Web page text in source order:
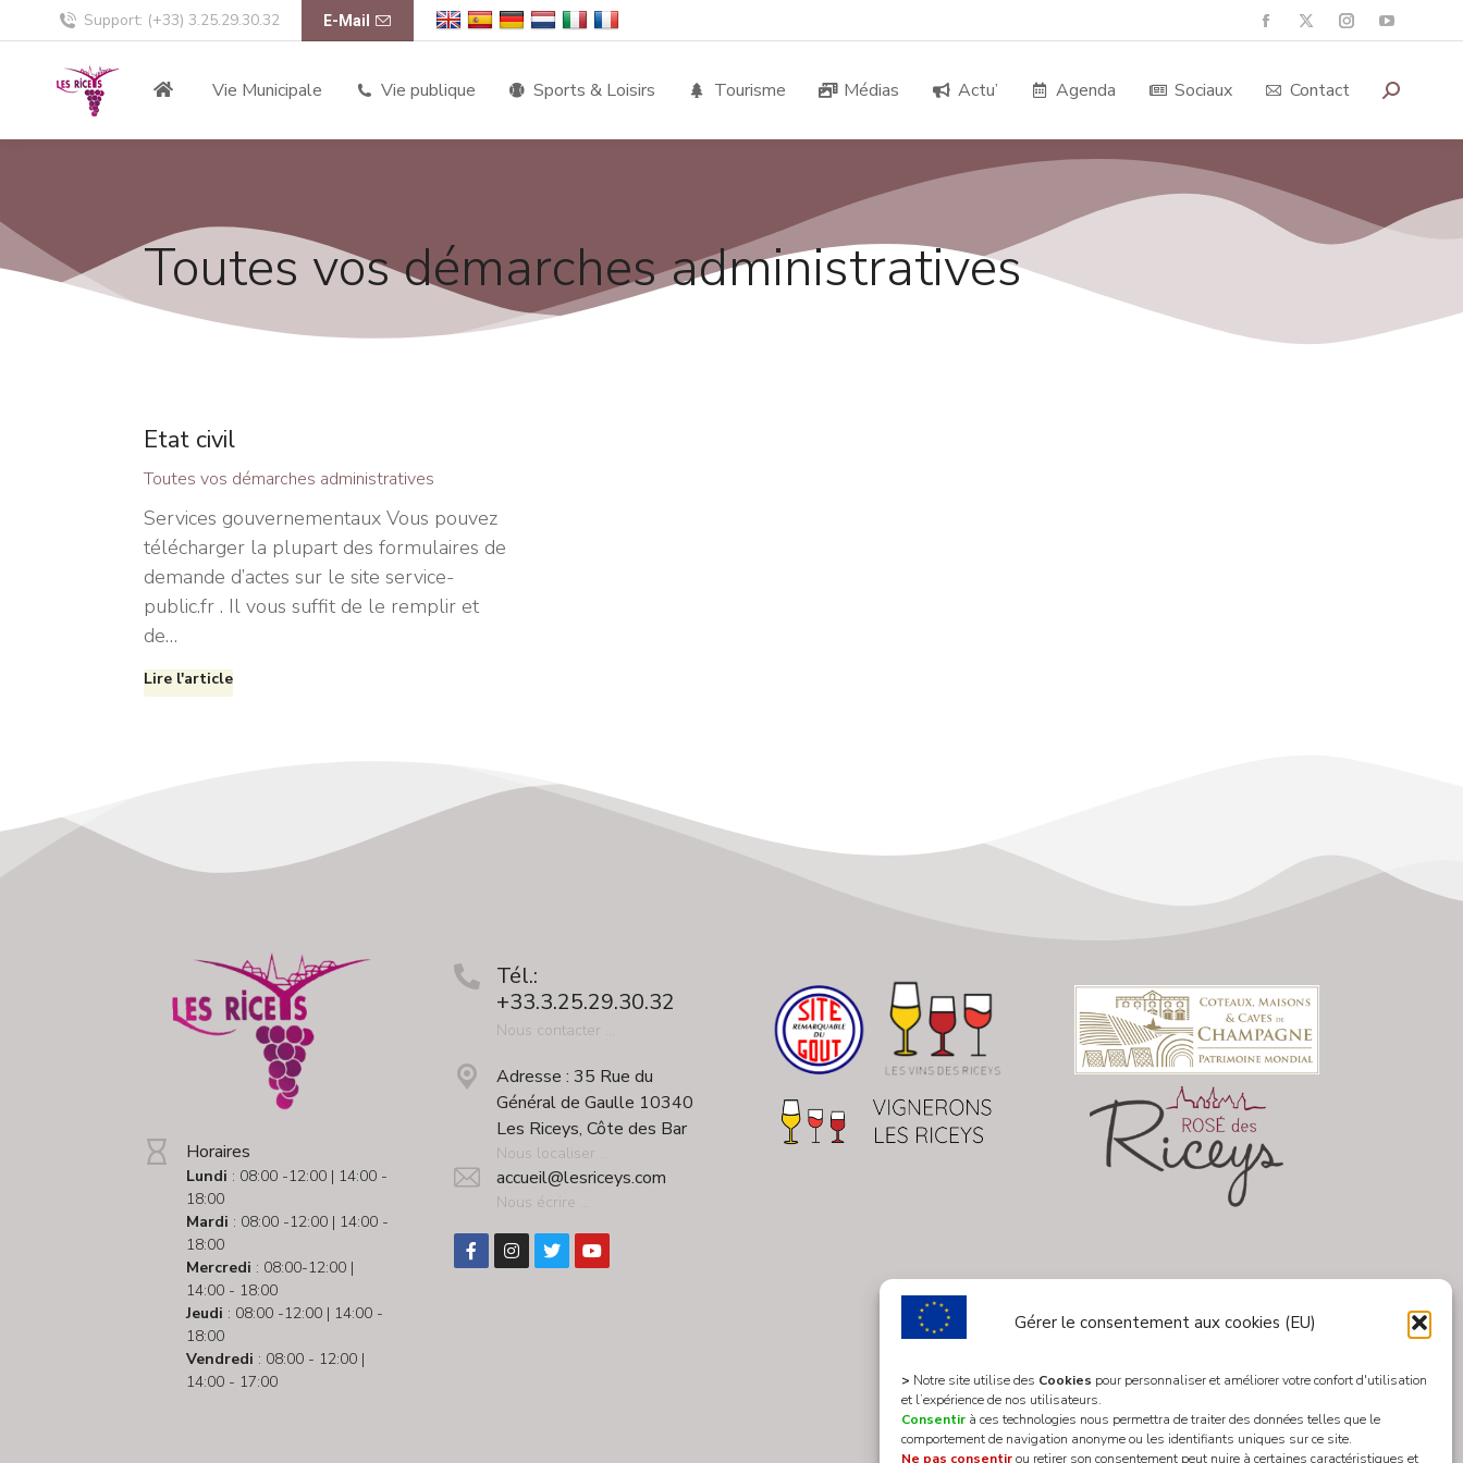
Gérer le consentement aux cookies (EU)
> Notre site utilise des Cookies pour personnaliser et améliorer votre confort d'utilisation
et l’expérience de nos utilisateurs.
Consentir à ces technologies nous permettra de traiter des données telles que le
comportement de navigation anonyme ou les identifiants uniques sur ce site.
Ne pas consentirou retirer son consentement peut nuire à certaines caractéristiques et
Support: (+33) 3.25.29.30.32 E-Mail
Vie Municipale Vie publique Sports & Loisirs Tourisme Médias Actu’ Agenda Sociaux Contact
Toutes vos démarches administratives
Etat civil
Toutes vos démarches administratives
Services gouvernementaux Vous pouvez
télécharger la plupart des formulaires de
demande d’actes sur le site service-
public.fr . Il vous suffit de le remplir et
de…
Lire l'article
Horaires
Lundi : 08:00 -12:00 | 14:00 -
18:00
Mardi : 08:00 -12:00 | 14:00 -
18:00
Mercredi : 08:00-12:00 |
14:00 - 18:00
Jeudi : 08:00 -12:00 | 14:00 -
18:00
Vendredi : 08:00 - 12:00 |
14:00 - 17:00
Tél.:
+33.3.25.29.30.32
Nous contacter ...
Adresse : 35 Rue du
Général de Gaulle 10340
Les Riceys, Côte des Bar
Nous localiser ...
accueil@lesriceys.com
Nous écrire ...